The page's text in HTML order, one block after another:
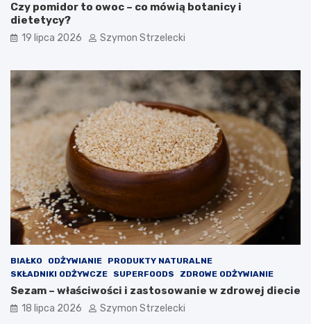
Czy pomidor to owoc – co mówią botanicy i
dietetycy?
19 lipca 2026 Szymon Strzelecki
BIAŁKO ODŻYWIANIE
PRODUKTY NATURALNE
SKŁADNIKI ODŻYWCZE
SUPERFOODS ZDROWE ODŻYWIANIE
Sezam – właściwości i zastosowanie w zdrowej diecie
18 lipca 2026 Szymon Strzelecki